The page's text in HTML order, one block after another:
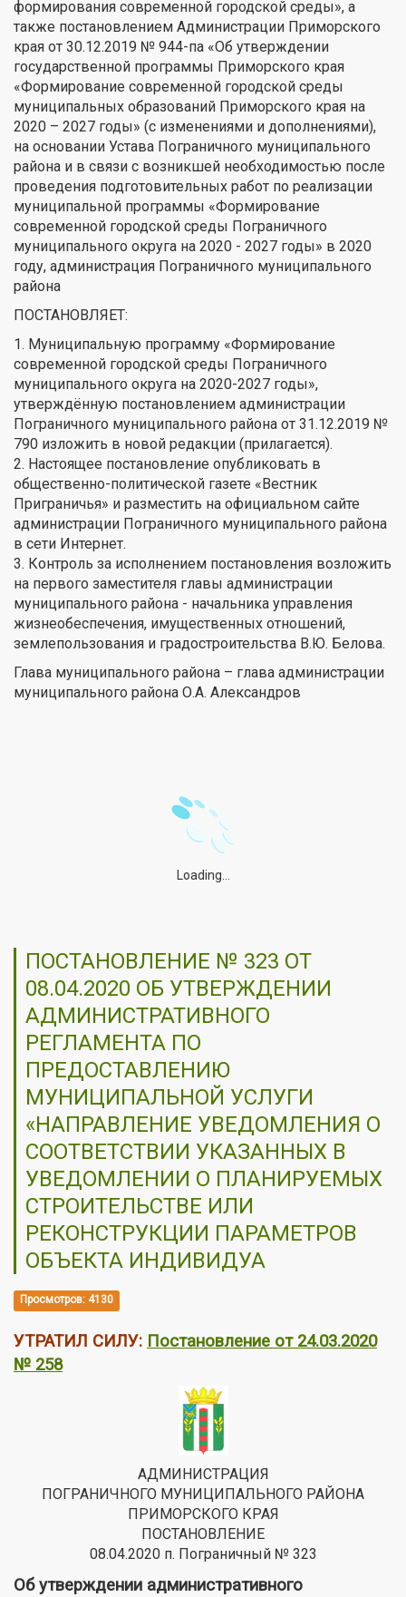
формирования современной городской среды», а
также постановлением Администрации Приморского
края от 30.12.2019 № 944-па «Об утверждении
государственной программы Приморского края
«Формирование современной городской среды
муниципальных образований Приморского края на
2020 – 2027 годы» (с изменениями и дополнениями),
на основании Устава Пограничного муниципального
района и в связи с возникшей необходимостью после
проведения подготовительных работ по реализации
муниципальной программы «Формирование
современной городской среды Пограничного
муниципального округа на 2020 - 2027 годы» в 2020
году, администрация Пограничного муниципального
района
ПОСТАНОВЛЯЕТ:
1. Муниципальную программу «Формирование
современной городской среды Пограничного
муниципального округа на 2020-2027 годы»,
утверждённую постановлением администрации
Пограничного муниципального района от 31.12.2019 №
790 изложить в новой редакции (прилагается).
2. Настоящее постановление опубликовать в
общественно-политической газете «Вестник
Приграничья» и разместить на официальном сайте
администрации Пограничного муниципального района
в сети Интернет.
3. Контроль за исполнением постановления возложить
на первого заместителя главы администрации
муниципального района - начальника управления
жизнеобеспечения, имущественных отношений,
землепользования и градостроительства В.Ю. Белова.
Глава муниципального района – глава администрации
муниципального района О.А. Александров
Loading...
ПОСТАНОВЛЕНИЕ № 323 ОТ
08.04.2020 ОБ УТВЕРЖДЕНИИ
АДМИНИСТРАТИВНОГО
РЕГЛАМЕНТА ПО
ПРЕДОСТАВЛЕНИЮ
МУНИЦИПАЛЬНОЙ УСЛУГИ
«НАПРАВЛЕНИЕ УВЕДОМЛЕНИЯ О
СООТВЕТСТВИИ УКАЗАННЫХ В
УВЕДОМЛЕНИИ О ПЛАНИРУЕМЫХ
СТРОИТЕЛЬСТВЕ ИЛИ
РЕКОНСТРУКЦИИ ПАРАМЕТРОВ
ОБЪЕКТА ИНДИВИДУА
Просмотров: 4130
УТРАТИЛ СИЛУ: Постановление от 24.03.2020
№ 258
АДМИНИСТРАЦИЯ
ПОГРАНИЧНОГО МУНИЦИПАЛЬНОГО РАЙОНА
ПРИМОРСКОГО КРАЯ
ПОСТАНОВЛЕНИЕ
08.04.2020 п. Пограничный № 323
Об утверждении административного